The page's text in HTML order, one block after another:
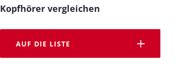
Kopfhörer vergleichen
AUF DIE LISTE